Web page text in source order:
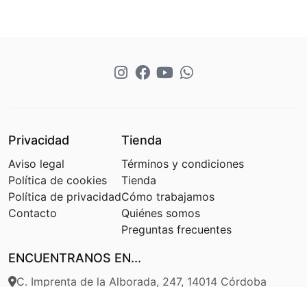
Privacidad
Aviso legal
Política de cookies
Política de privacidad
Contacto
Tienda
Términos y condiciones
Tienda
Cómo trabajamos
Quiénes somos
Preguntas frecuentes
ENCUENTRANOS EN...
C. Imprenta de la Alborada, 247, 14014 Córdoba